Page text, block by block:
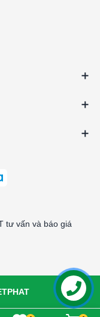
tư vấn và báo giá
Liên hệ